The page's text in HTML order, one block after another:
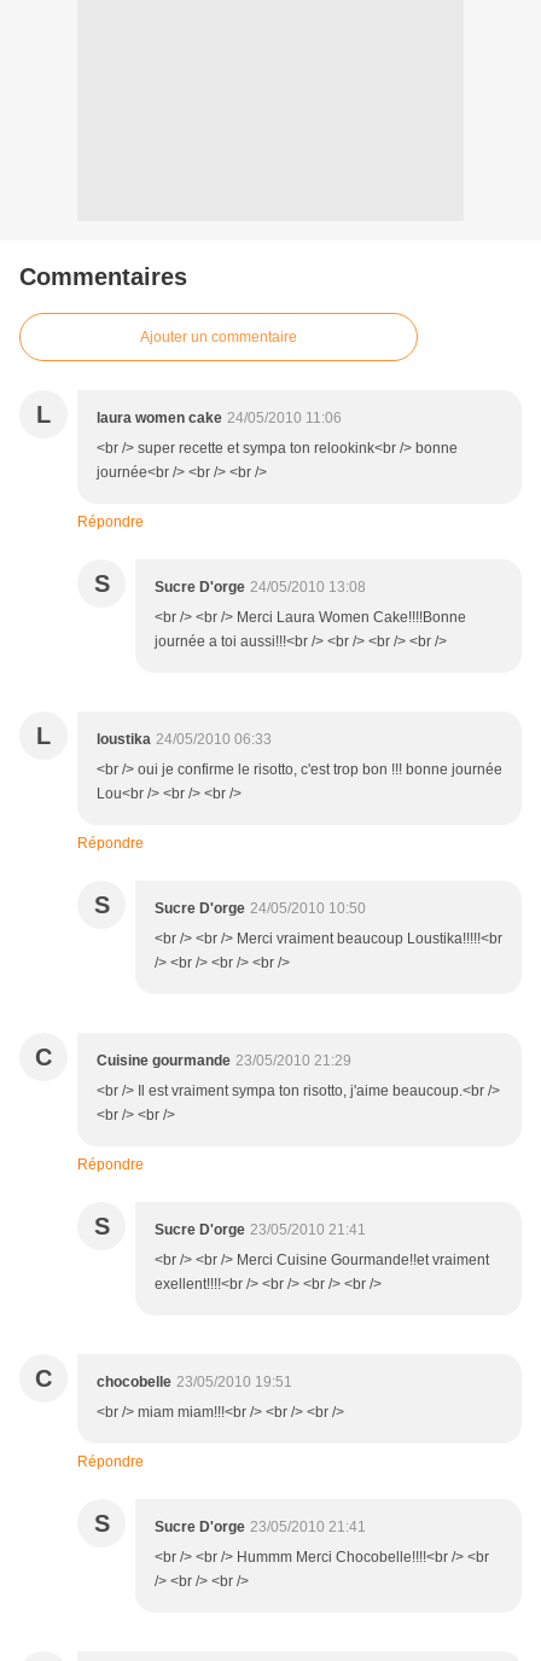
Commentaires
Ajouter un commentaire
L laura women cake 24/05/2010 11:06
<br /> super recette et sympa ton relookink<br /> bonne
journée<br /> <br /> <br />
Répondre
S Sucre D'orge 24/05/2010 13:08
<br /> <br /> Merci Laura Women Cake!!!!Bonne
journée a toi aussi!!!<br /> <br /> <br /> <br />
L loustika 24/05/2010 06:33
<br /> oui je confirme le risotto, c'est trop bon !!! bonne journée
Lou<br /> <br /> <br />
Répondre
S Sucre D'orge 24/05/2010 10:50
<br /> <br /> Merci vraiment beaucoup Loustika!!!!!<br
/> <br /> <br /> <br />
C Cuisine gourmande 23/05/2010 21:29
<br /> Il est vraiment sympa ton risotto, j'aime beaucoup.<br />
<br /> <br />
Répondre
S Sucre D'orge 23/05/2010 21:41
<br /> <br /> Merci Cuisine Gourmande!!et vraiment
exellent!!!!<br /> <br /> <br /> <br />
C chocobelle 23/05/2010 19:51
<br /> miam miam!!!<br /> <br /> <br />
Répondre
S Sucre D'orge 23/05/2010 21:41
<br /> <br /> Hummm Merci Chocobelle!!!!<br /> <br
/> <br /> <br />